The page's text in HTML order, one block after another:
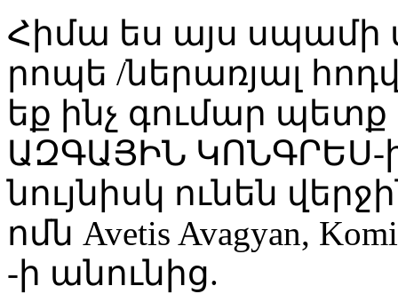
Հիմա ես այս սպամի
րոպե /ներառյալ
եք ինչ գումար
ԱԶԳԱՅԻՆ ԿՈՆԳՐԵՍ-
նույնիսկ ունեն
ոմն Avetis Avagyan,
-ի անունից.